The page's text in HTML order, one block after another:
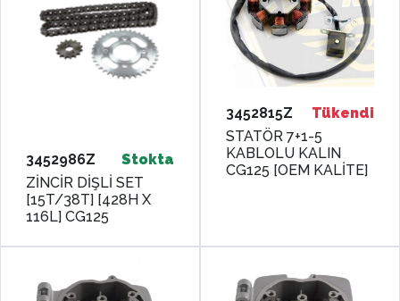
3452986Z
Stokta
ZİNCİR DİŞLİ SET
[15T/38T] [428H X
116L] CG125
3452815Z
Tükendi
STATÖR 7+1-5
KABLOLU KALIN
CG125 [OEM KALİTE]